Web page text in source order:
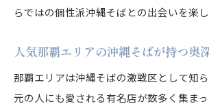
らではの個性派沖縄そばとの出会いを楽し
人気那覇エリアの沖縄そばが持つ奥
那覇エリアは沖縄そばの激戦区として知
元の人にも愛される有名店が数多く集ま